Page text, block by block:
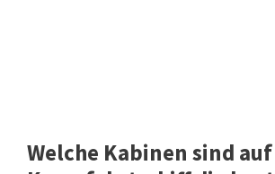
Welche Kabinen sind